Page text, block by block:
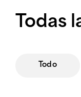
Todas
Todo